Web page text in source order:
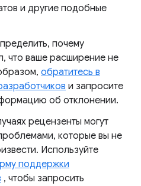
и другие подобные
почему
что ваше расширение не
обратитесь в
и запросите
об отклонении.
рецензенты могут
которые вы не
Используйте
поддержки
, чтобы запросить